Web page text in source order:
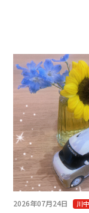
2026年07月24日 川